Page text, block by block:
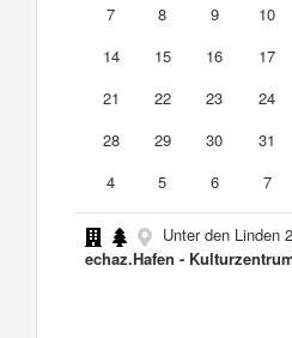
7
8 9 10
14
15 16 17
21
22 23 24
28
29 30 31
4
5 6 7
Unter den Linden
echaz.Hafen -